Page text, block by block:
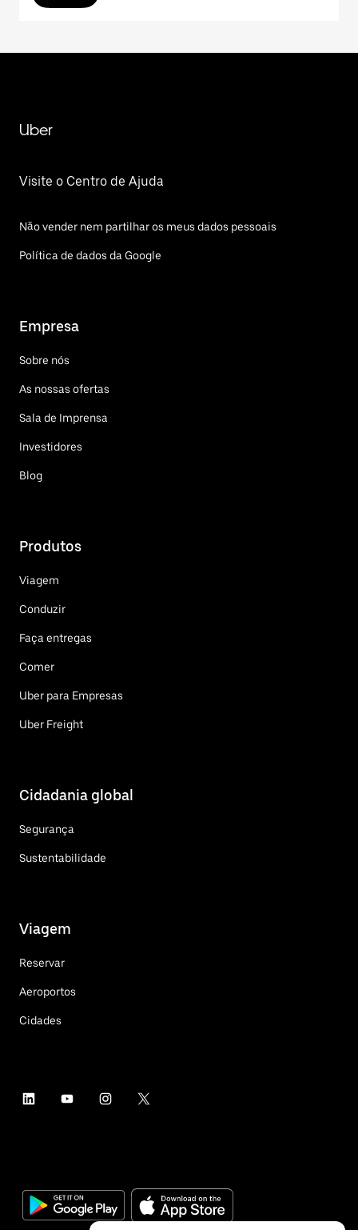
Uber
Visite o Centro de Ajuda
Não vender nem partilhar os meus dados pessoais
Política de dados da Google
Empresa
Sobre nós
As nossas ofertas
Sala de Imprensa
Investidores
Blog
Produtos
Viagem
Conduzir
Faça entregas
Comer
Uber para Empresas
Uber Freight
Cidadania global
Segurança
Sustentabilidade
Viagem
Reservar
Aeroportos
Cidades